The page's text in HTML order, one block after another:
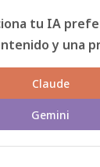
tu IA
y una
Claude
Gemini